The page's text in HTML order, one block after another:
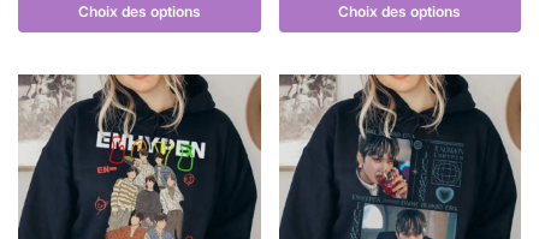
Choix des options Choix des options